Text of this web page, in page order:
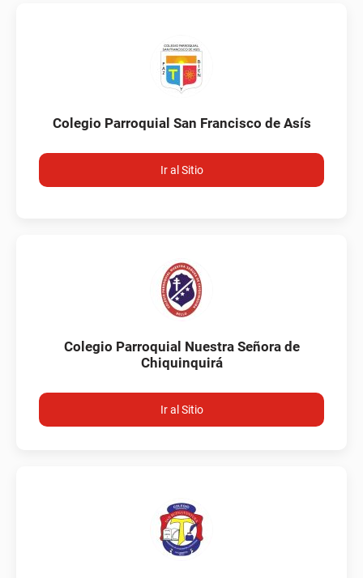
Colegio Parroquial San Francisco de Asís
Ir al Sitio
Colegio Parroquial Nuestra Señora de
Chiquinquirá
Ir al Sitio